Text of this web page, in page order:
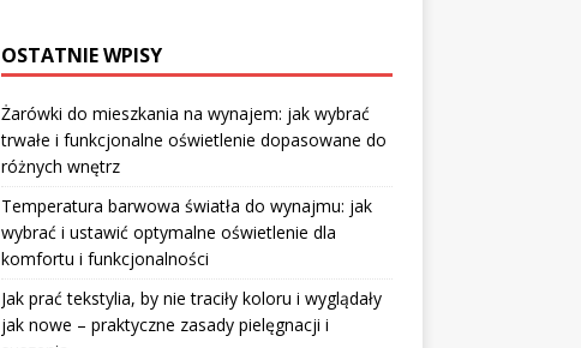
OSTATNIE WPISY
Żarówki do mieszkania na wynajem: jak wybrać
trwałe i funkcjonalne oświetlenie dopasowane do
różnych wnętrz
Temperatura barwowa światła do wynajmu: jak
wybrać i ustawić optymalne oświetlenie dla
komfortu i funkcjonalności
Jak prać tekstylia, by nie traciły koloru i wyglądały
jak nowe – praktyczne zasady pielęgnacji i